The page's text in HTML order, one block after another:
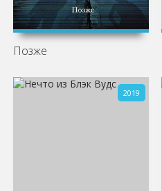
Позже
2019